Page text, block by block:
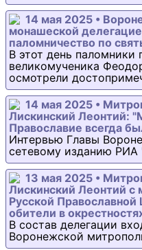
14 мая 2025 •
монашеской
паломничество по
В этот день паломники
великомученика
осмотрели
14 мая 2025 •
Лискинский Леонтий:
Православие всегда
Интервью Главы
сетевому изданию РИА
13 мая 2025 •
Лискинский Леонтий с
Русской
обители в
В состав делегации
Воронежской